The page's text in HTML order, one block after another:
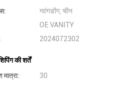
ग्वांगडोंग, चीन
OE VANITY
2024072302
की शर्तें
30